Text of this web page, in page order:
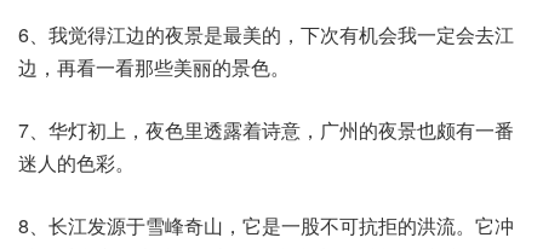
6、我觉得江边的夜景是最美的，下次有机会我一定会去江
边，再看一看那些美丽的景色。
7、华灯初上，夜色里透露着诗意，广州的夜景也颇有一番
迷人的色彩。
8、长江发源于雪峰奇山，它是一股不可抗拒的洪流。它冲